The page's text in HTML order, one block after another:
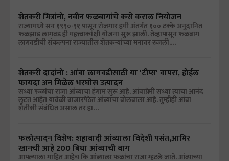
शेतकरी मित्रांनो, नवीन फळबागांचे कसे कराल नियोजन
राज्यामध्ये सन १९९०-९१ पासून रोजगार हमी अंतर्गत १०० टक्के अनुदानित
फळझाड लागवड ही महत्त्वाकांक्षी योजना सुरू झाली. तेव्हापासून फळबाग
लागवडीची संकल्पना राज्यातील शेतकऱ्यांच्या मनावर रुजली.…
शेतकरी दादांनो : आंबा लागवडीसाठी या 'टीप्स' वापरा, होईल
फायदा अन मिळेल भरघोस उत्पादन
सध्या फळांचा राजा आंब्याचा हंगाम सुरू आहे. आंबाप्रेमी सध्या त्याचा आनंद
लुटत आहेत यावेळी बाजारपेठेत आंब्याचा बोलबाला आहे. तुम्हीही आंबा
शेतीशी संबंधित असाल तर हा…
फलोत्पादन विशेष: शहाबादी आंब्याला विदेशी पसंत,आमिर
खानची आहे 200 बिघा आंब्याची बाग
आपल्याला माहित आहेच कि आंब्याला फळांचा राजा म्हटले जाते. आंब्याच्या